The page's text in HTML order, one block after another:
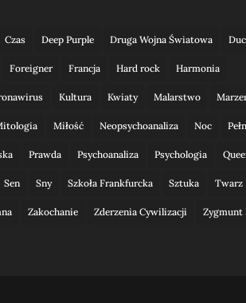
Czas Deep Purple Druga Wojna Światowa
Foreigner Francja Hard rock Harmonia
Kultura Kwiaty Malarstwo
Miłość Neopsychoanaliza Noc
Prawda Psychoanaliza Psychologia
Sen Sny Szkoła Frankfurcka Sztuka Twarz
Zakochanie Zderzenia Cywilizacji Zygmunt